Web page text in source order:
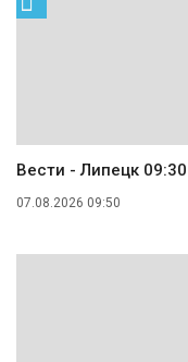
Вести - Липецк
07.08.2026 09:50